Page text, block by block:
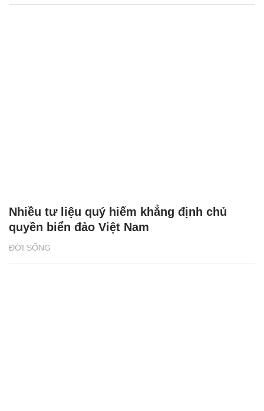
ĐỜI SỐNG
Nhiều tư liệu quý hiếm khẳng định chủ
quyền biển đảo Việt Nam